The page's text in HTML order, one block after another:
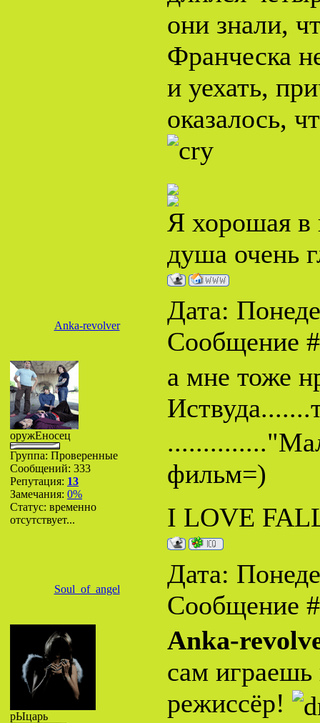
они знали,
Франческа
и уехать,
оказалось,
Я хорошая в
душа очень
Anka-revolver
Дата:
Сообщение
оружЕносец
Группа: Проверенные
Сообщений: 333
Репутация: 13
Замечания: 0%
Статус: временно
отсутствует...
а мне тоже
фильм=)
I LOVE
Soul_of_angel
Дата:
Сообщение
рЫцарь
Anka-
сам
режиссёр!